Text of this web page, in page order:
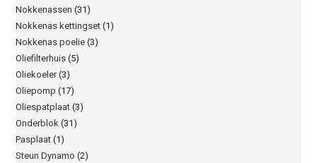
Nokkenassen (31)
Nokkenas kettingset (1)
Nokkenas poelie (3)
Oliefilterhuis (5)
Oliekoeler (3)
Oliepomp (17)
Oliespatplaat (3)
Onderblok (31)
Pasplaat (1)
Steun Dynamo (2)